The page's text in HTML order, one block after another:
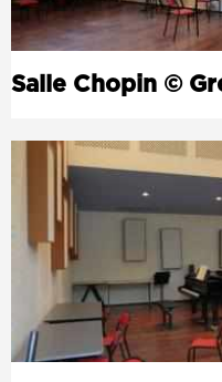
Salle Chopin ©